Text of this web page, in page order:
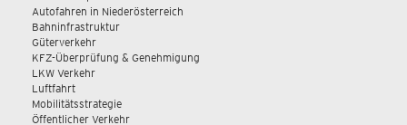
Autofahren in Niederösterreich
Bahninfrastruktur
Güterverkehr
KFZ-Überprüfung & Genehmigung
LKW Verkehr
Luftfahrt
Mobilitätsstrategie
Öffentlicher Verkehr